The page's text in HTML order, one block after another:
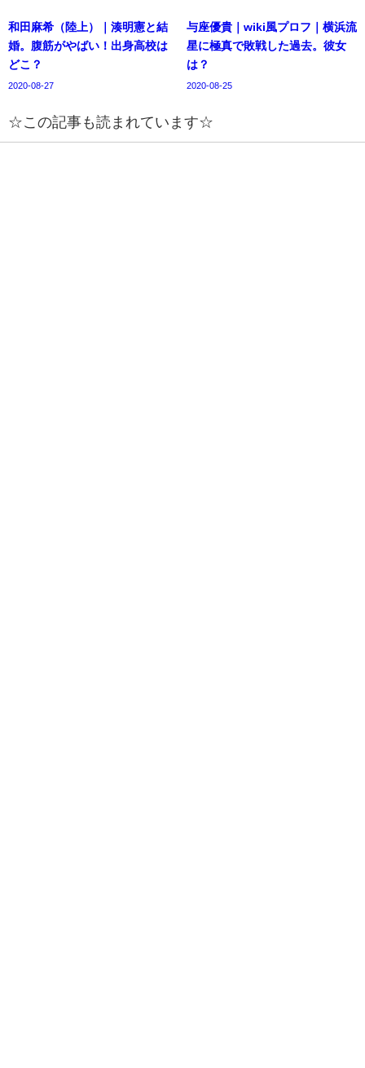
和田麻希（陸上）｜湊明憲と結
婚。腹筋がやばい！出身高校は
どこ？
2020-08-27
与座優貴｜wiki風プロフ｜横浜流
星に極真で敗戦した過去。彼女
は？
2020-08-25
☆この記事も読まれています☆